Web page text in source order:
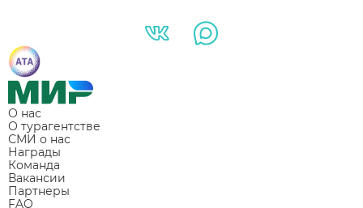
О нас
О турагентстве
СМИ о нас
Награды
Команда
Вакансии
Партнеры
FAQ